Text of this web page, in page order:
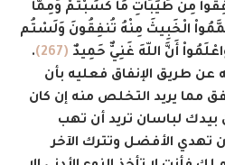
أَنفِقُواْ مِن طَيِّبَاتِ مَا كَسَبْتُمْ وَمِمَّا
الْخَبِيثَ مِنْهُ تُنفِقُونَ وَلَسْتُم
أَنَّ اللّهَ غَنِيٌّ حَمِيدٌ (267)
.
عن طريق الإنفاق فعليه بأن
مما يريد التخلص منه إن كان
بيدك لباسان تريد أن تهب
تهدي الأفضل وتترك الآخر